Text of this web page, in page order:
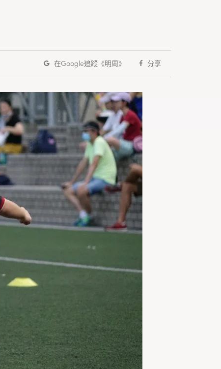
在Google追蹤《明周》 分享